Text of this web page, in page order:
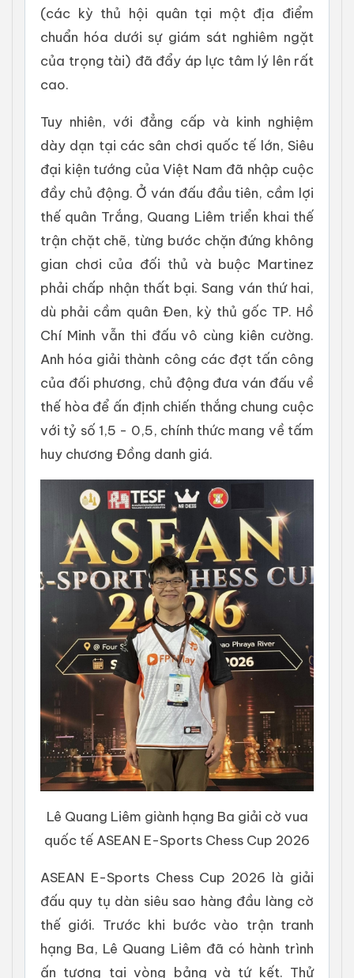
(các kỳ thủ hội quân tại một địa điểm
chuẩn hóa dưới sự giám sát nghiêm ngặt
của trọng tài) đã đẩy áp lực tâm lý lên rất
cao.
Tuy nhiên, với đẳng cấp và kinh nghiệm
dày dạn tại các sân chơi quốc tế lớn, Siêu
đại kiện tướng của Việt Nam đã nhập cuộc
đầy chủ động. Ở ván đấu đầu tiên, cầm lợi
thế quân Trắng, Quang Liêm triển khai thế
trận chặt chẽ, từng bước chặn đứng không
gian chơi của đối thủ và buộc Martinez
phải chấp nhận thất bại. Sang ván thứ hai,
dù phải cầm quân Đen, kỳ thủ gốc TP. Hồ
Chí Minh vẫn thi đấu vô cùng kiên cường.
Anh hóa giải thành công các đợt tấn công
của đối phương, chủ động đưa ván đấu về
thế hòa để ấn định chiến thắng chung cuộc
với tỷ số 1,5 - 0,5, chính thức mang về tấm
huy chương Đồng danh giá.
Lê Quang Liêm giành hạng Ba giải cờ vua
quốc tế ASEAN E-Sports Chess Cup 2026
ASEAN E-Sports Chess Cup 2026 là giải
đấu quy tụ dàn siêu sao hàng đầu làng cờ
thế giới. Trước khi bước vào trận tranh
hạng Ba, Lê Quang Liêm đã có hành trình
ấn tượng tại vòng bảng và tứ kết. Thử